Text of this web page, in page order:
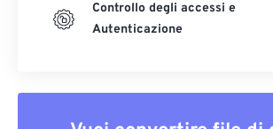
Controllo degli accessi e
Autenticazione